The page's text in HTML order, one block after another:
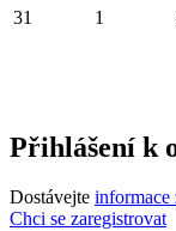
31 1
Přihlášení k
Dostávejte informace
Chci se zaregistrovat